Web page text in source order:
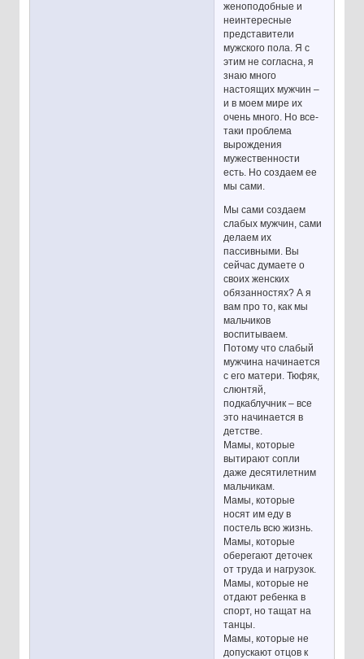
женоподобные и
неинтересные
представители
мужского пола. Я с
этим не согласна, я
знаю много
настоящих мужчин –
и в моем мире их
очень много. Но все-
таки проблема
вырождения
мужественности
есть. Но создаем ее
мы сами.
Мы сами создаем
слабых мужчин, сами
делаем их
пассивными. Вы
сейчас думаете о
своих женских
обязанностях? А я
вам про то, как мы
мальчиков
воспитываем.
Потому что слабый
мужчина начинается
с его матери. Тюфяк,
слюнтяй,
подкаблучник – все
это начинается в
детстве.
Мамы, которые
вытирают сопли
даже десятилетним
мальчикам.
Мамы, которые
носят им еду в
постель всю жизнь.
Мамы, которые
оберегают деточек
от труда и нагрузок.
Мамы, которые не
отдают ребенка в
спорт, но тащат на
танцы.
Мамы, которые не
допускают отцов к